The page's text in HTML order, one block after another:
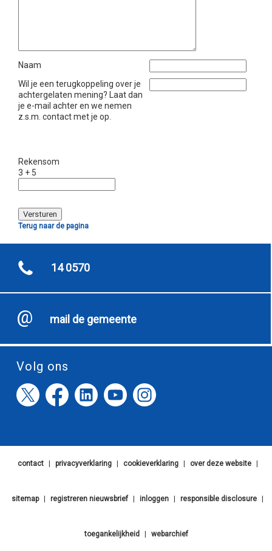
Naam
Wil je een terugkoppeling over je
achtergelaten mening? Laat dan
je e-mail achter en we nemen
z.s.m. contact met je op.
Rekensom
3 + 5
Terug naar de pagina
14 0570
mail de gemeente
Volg ons
contact privacyverklaring cookieverklaring over deze website
sitemap registreren nieuwsbrief inloggen responsible disclosure
toegankelijkheid webarchief